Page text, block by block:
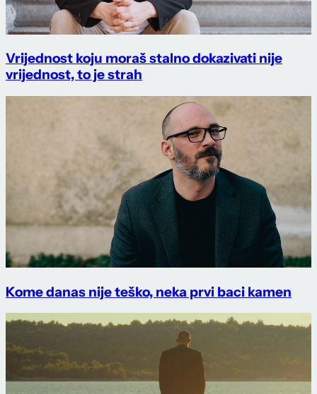
Vrijednost koju moraš stalno dokazivati nije
vrijednost, to je strah
Kome danas nije teško, neka prvi baci kamen